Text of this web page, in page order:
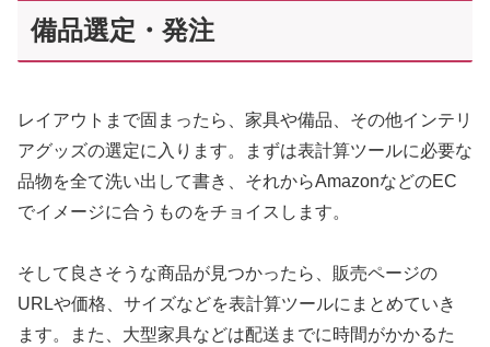
備品選定・発注
レイアウトまで固まったら、家具や備品、その他インテリ
アグッズの選定に入ります。まずは表計算ツールに必要な
品物を全て洗い出して書き、それからAmazonなどのEC
でイメージに合うものをチョイスします。
そして良さそうな商品が見つかったら、販売ページの
URLや価格、サイズなどを表計算ツールにまとめていき
ます。また、大型家具などは配送までに時間がかかるた